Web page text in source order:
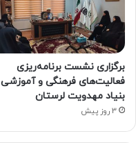
برگزاری نشست برنامه‌ریزی
فعالیت‌های فرهنگی و آموزشی
بنیاد مهدویت لرستان
3 روز پیش